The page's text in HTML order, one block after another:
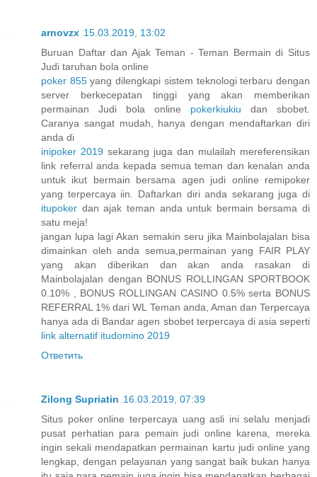
arnovzx 15.03.2019, 13:02
Buruan Daftar dan Ajak Teman - Teman Bermain di Situs
Judi taruhan bola online
poker 855yang dilengkapi sistem teknologi terbaru dengan
server berkecepatan tinggi yang akan memberikan
permainan Judi bola online pokerkiukiu dan sbobet.
Caranya sangat mudah, hanya dengan mendaftarkan diri
anda di
inipoker 2019 sekarang juga dan mulailah mereferensikan
link referral anda kepada semua teman dan kenalan anda
untuk ikut bermain bersama agen judi online remipoker
yang terpercaya iin. Daftarkan diri anda sekarang juga di
itupoker dan ajak teman anda untuk bermain bersama di
satu meja!
jangan lupa lagi Akan semakin seru jika Mainbolajalan bisa
dimainkan oleh anda semua,permainan yang FAIR PLAY
yang akan diberikan dan akan anda rasakan di
Mainbolajalan dengan BONUS ROLLINGAN SPORTBOOK
0.10% , BONUS ROLLINGAN CASINO 0.5% serta BONUS
REFERRAL 1% dari WL Teman anda, Aman dan Terpercaya
hanya ada di Bandar agen sbobet terpercaya di asia seperti
link alternatif itudomino 2019
Ответить
Zilong Supriatin 16.03.2019, 07:39
Situs poker online terpercaya uang asli ini selalu menjadi
pusat perhatian para pemain judi online karena, mereka
ingin sekali mendapatkan permainan kartu judi online yang
lengkap, dengan pelayanan yang sangat baik bukan hanya